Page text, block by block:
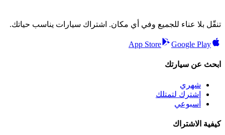
تنقّل بلا عناء للجميع وفي أي مكان. اشتراك سيارات يناسب حياتك.
App Store Google Play
ابحث عن سيارتك
شهري
اشترك لتمتلك
أسبوعي
كيفية الاشتراك